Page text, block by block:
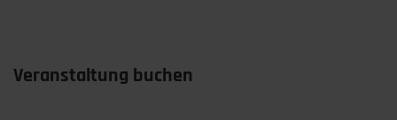
Veranstaltung buchen